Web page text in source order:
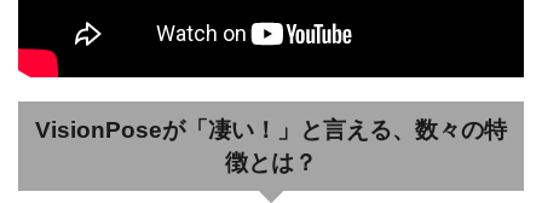
VisionPoseが「凄い！」と言える、数々の特
徴とは？